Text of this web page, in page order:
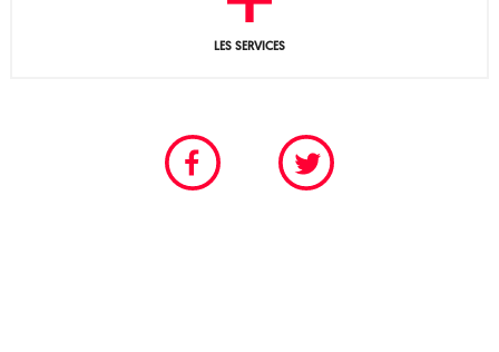
LES SERVICES